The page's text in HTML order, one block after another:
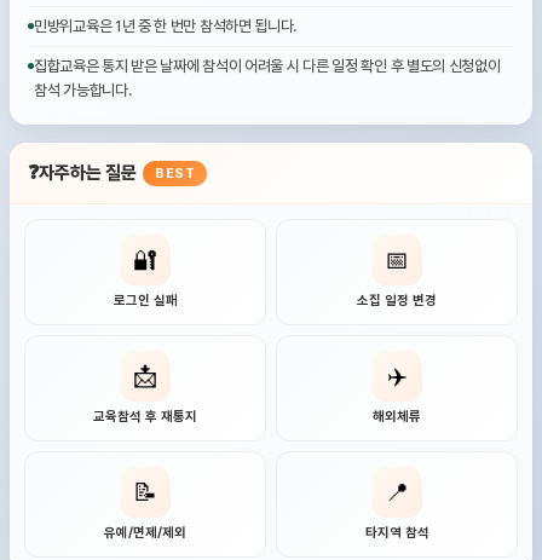
민방위교육은 1년 중 한 번만 참석하면 됩니다.
집합교육은 통지 받은 날짜에 참석이 어려울 시 다른 일정 확인 후 별도의 신청없이
참석 가능합니다.
❓자주하는 질문 BEST
🔐
로그인 실패
📅
소집 일정 변경
📩
교육참석 후 재통지
✈️
해외체류
📝
유예/면제/제외
📍
타지역 참석